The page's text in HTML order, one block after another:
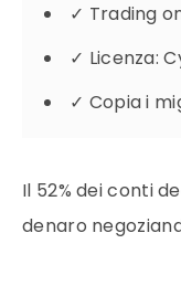
✓ Trading
✓ Licenza:
✓ Copia i
Il 52% dei conti
denaro